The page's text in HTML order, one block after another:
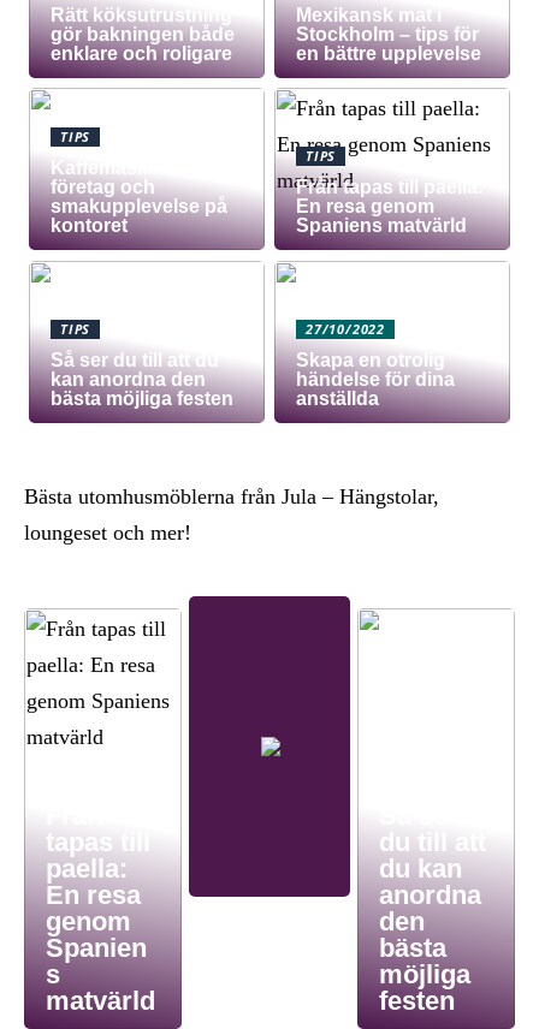
Rätt köksutrustning
gör bakningen både
enklare och roligare
Mexikansk mat i
Stockholm – tips för
en bättre upplevelse
TIPS
Kaffemaskin för
företag och
smakupplevelse på
kontoret
TIPS
Från tapas till paella:
En resa genom
Spaniens matvärld
TIPS
Så ser du till att du
kan anordna den
bästa möjliga festen
27/10/2022
Skapa en otrolig
händelse för dina
anställda
Bästa utomhusmöblerna från Jula – Hängstolar,
loungeset och mer!
tapas till
paella:
En resa
genom
Spanien
s
matvärld
du till att
du kan
anordna
den
bästa
möjliga
festen